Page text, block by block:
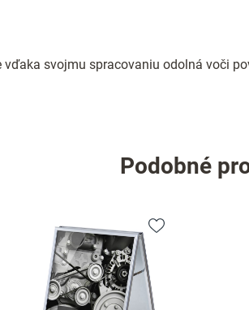
svojmu spracovaniu odolná voči
Podobné